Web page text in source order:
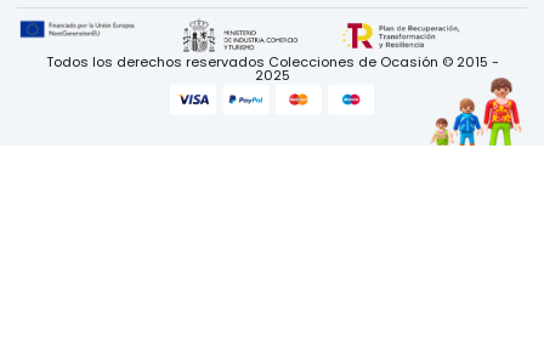
Todos los derechos reservados Colecciones de Ocasión © 2015 -
2025